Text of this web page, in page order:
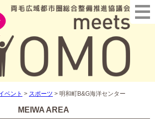
ベント > スポーツ > 明和町B&G海洋センター
MEIWA AREA